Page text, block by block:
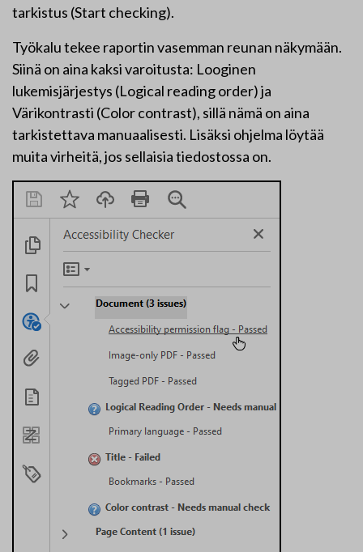
tarkistus (Start checking).
Työkalu tekee raportin vasemman reunan näkymään.
Siinä on aina kaksi varoitusta: Looginen
lukemisjärjestys (Logical reading order) ja
Värikontrasti (Color contrast), sillä nämä on aina
tarkistettava manuaalisesti. Lisäksi ohjelma löytää
muita virheitä, jos sellaisia tiedostossa on.